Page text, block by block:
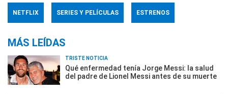
NETFLIX SERIES Y PELÍCULAS ESTRENOS
MÁS LEÍDAS
TRISTE NOTICIA
Qué enfermedad tenía Jorge Messi: la salud
del padre de Lionel Messi antes de su muerte